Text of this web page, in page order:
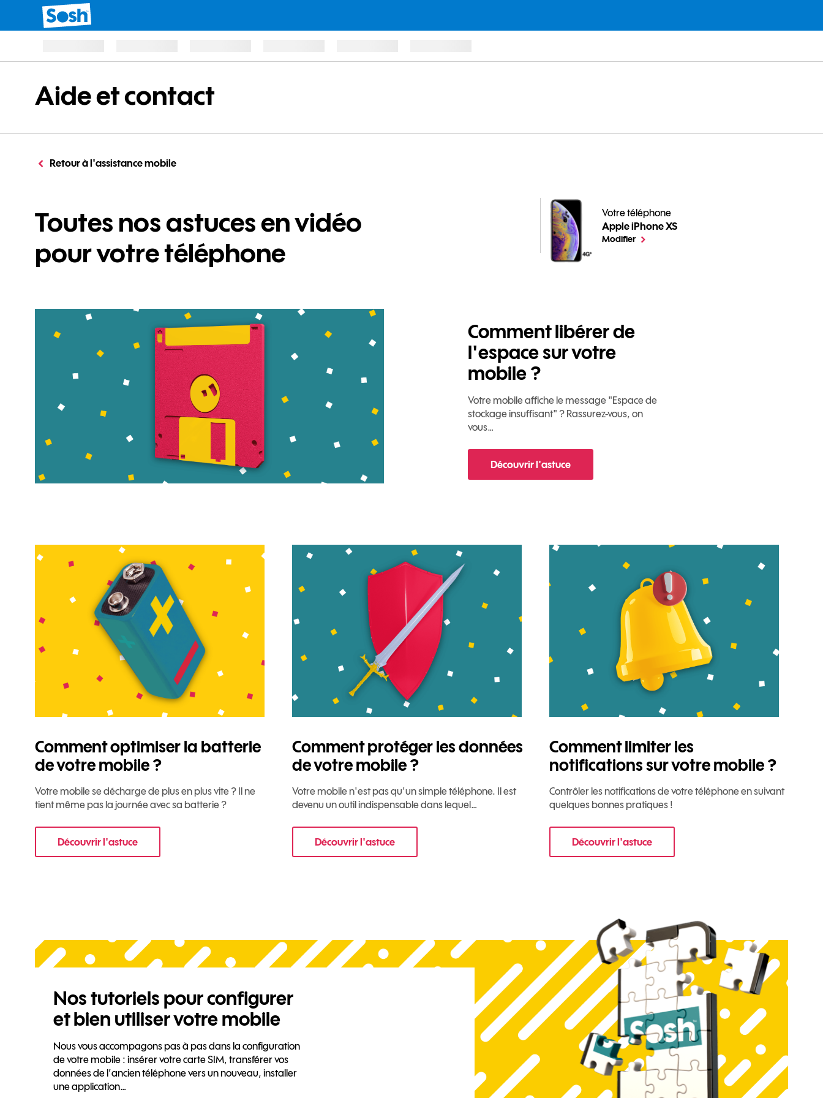
Aide et contact
Retour à l'assistance mobile
Toutes nos astuces en vidéo
pour votre téléphone
Votre téléphone
Apple iPhone XS
Toutes nos astuces en vidéo pour votre téléphone pour
Modifierle téléphone sélectionné
Comment libérer de
l'espace sur votre
mobile ?
Votre mobile affiche le message "Espace de
stockage insuffisant" ? Rassurez-vous, on
vous…
Découvrir l'astucepour Comment libérer de l'espace sur votre mobile ?
Comment optimiser la batterie
de votre mobile ?
Votre mobile se décharge de plus en plus vite ? Il ne
tient même pas la journée avec sa batterie ?
Découvrir l'astucepour Comment optimiser la batterie de votre mobile ?
Comment protéger les données
de votre mobile ?
Votre mobile n'est pas qu'un simple téléphone. Il est
devenu un outil indispensable dans lequel…
Découvrir l'astucepour Comment protéger les données de votre mobile ?
Comment limiter les
notifications sur votre mobile ?
Contrôler les notifications de votre téléphone en suivant
quelques bonnes pratiques !
Découvrir l'astucepour Comment limiter les notifications sur
Nos tutoriels pour configurer
et bien utiliser votre mobile
Nous vous accompagons pas à pas dans la configuration
de votre mobile : insérer votre carte SIM, transférer vos
données de l’ancien téléphone vers un nouveau, installer
une application…